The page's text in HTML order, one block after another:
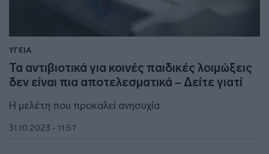
ΥΓΕΙΑ
Τα αντιβιοτικά για κοινές παιδικές λοιμώξεις
δεν είναι πια αποτελεσματικά – Δείτε γιατί
Η μελέτη που προκαλεί ανησυχία
31.10.2023 - 11:57